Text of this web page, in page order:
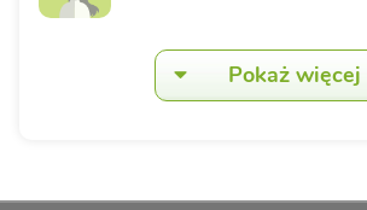
Pokaż więcej